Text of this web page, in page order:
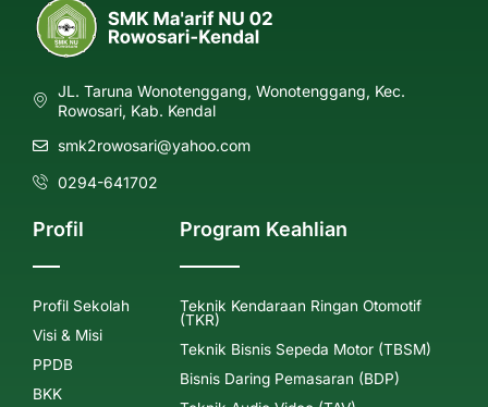
JL. Taruna Wonotenggang, Wonotenggang, Kec.
Rowosari, Kab. Kendal
smk2rowosari@yahoo.com
0294-641702
Profil
Profil Sekolah
Visi & Misi
PPDB
BKK
Program Keahlian
Teknik Kendaraan Ringan Otomotif
(TKR)
Teknik Bisnis Sepeda Motor (TBSM)
Bisnis Daring Pemasaran (BDP)